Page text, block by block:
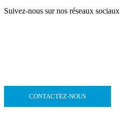
Suivez-nous sur nos réseaux sociaux
CONTACTEZ-NOUS